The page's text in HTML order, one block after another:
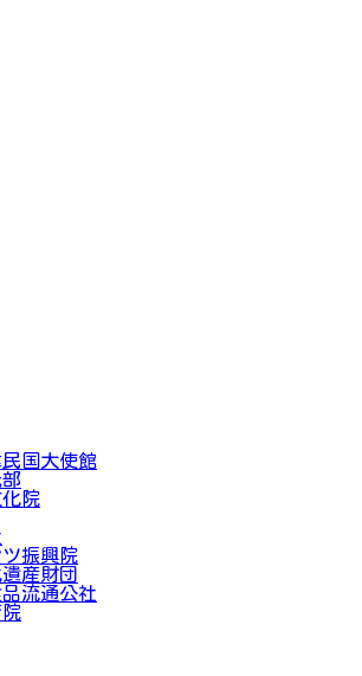
国大使館
院
振興院
産財団
流通公社